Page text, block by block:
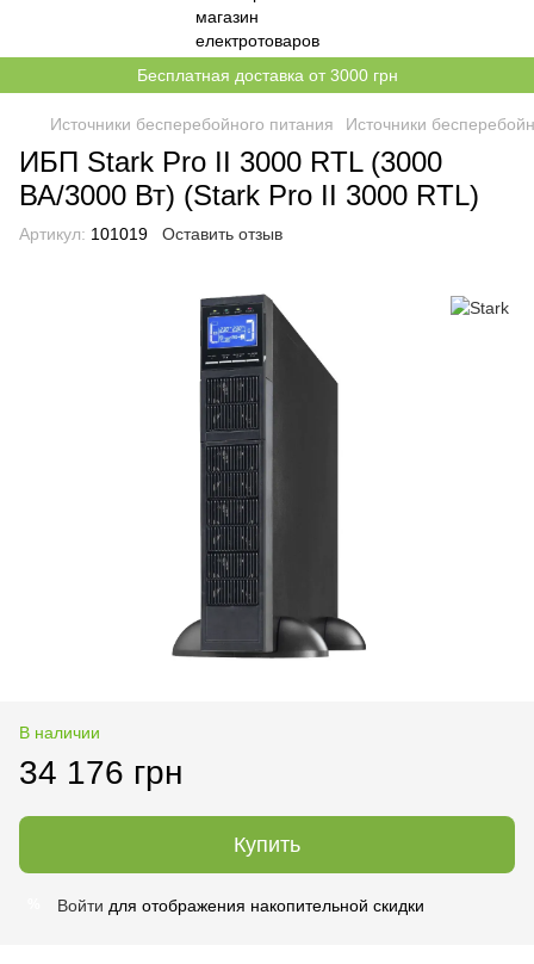
Бесплатная доставка от 3000 грн
Источники бесперебойного питания Источники
ИБП Stark Pro II 3000 RTL (3000
ВА/3000 Вт) (Stark Pro II 3000 RTL)
Артикул: 101019 Оставить отзыв
В наличии
34 176 грн
Купить
Войти для отображения накопительной скидки